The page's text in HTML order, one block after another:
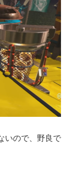
いので、野良で